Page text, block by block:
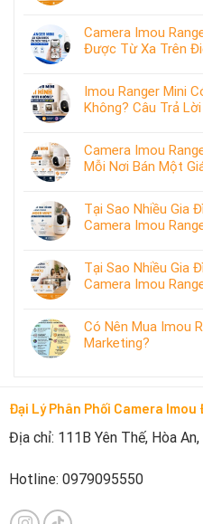
Camera Imou
Được Từ Xa Trên
Imou Ranger Mini
Không? Câu Trả
Camera Imou
Mỗi Nơi Bán Một
Tại Sao Nhiều Gia
Camera Imou
Tại Sao Nhiều Gia
Camera Imou
Có Nên Mua Imou
Marketing?
Đại Lý Phân Phối Camera Imou
Địa chỉ: 111B Yên Thế, Hòa
Hotline: 0979095550